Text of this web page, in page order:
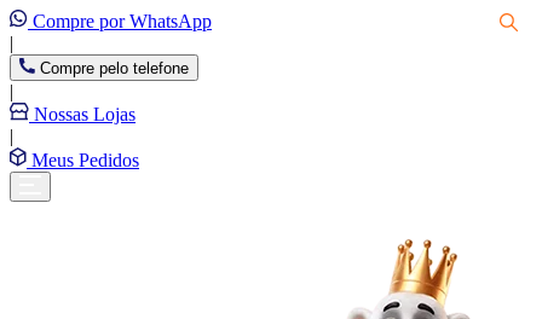
Compre por WhatsApp
|
Compre pelo telefone
|
Nossas Lojas
|
Meus Pedidos